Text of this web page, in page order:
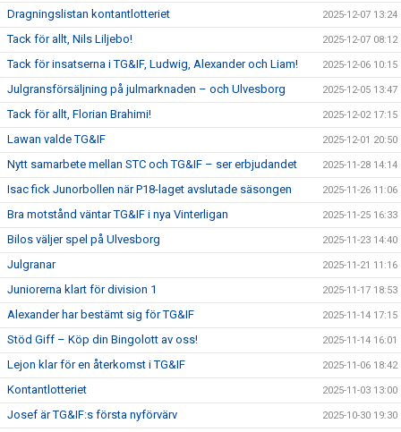
Dragningslistan kontantlotteriet 2025-12-07 13:24
Tack för allt, Nils Liljebo! 2025-12-07 08:12
Tack för insatserna i TG&IF, Ludwig, Alexander och Liam! 2025-12-06 10:15
Julgransförsäljning på julmarknaden – och Ulvesborg 2025-12-05 13:47
Tack för allt, Florian Brahimi! 2025-12-02 17:15
Lawan valde TG&IF 2025-12-01 20:50
Nytt samarbete mellan STC och TG&IF – ser erbjudandet 2025-11-28 14:14
Isac fick Junorbollen när P18-laget avslutade säsongen 2025-11-26 11:06
Bra motstånd väntar TG&IF i nya Vinterligan 2025-11-25 16:33
Bilos väljer spel på Ulvesborg 2025-11-23 14:40
Julgranar 2025-11-21 11:16
Juniorerna klart för division 1 2025-11-17 18:53
Alexander har bestämt sig för TG&IF 2025-11-14 17:15
Stöd Giff – Köp din Bingolott av oss! 2025-11-14 16:01
Lejon klar för en återkomst i TG&IF 2025-11-06 18:42
Kontantlotteriet 2025-11-03 13:00
Josef är TG&IF:s första nyförvärv 2025-10-30 19:30